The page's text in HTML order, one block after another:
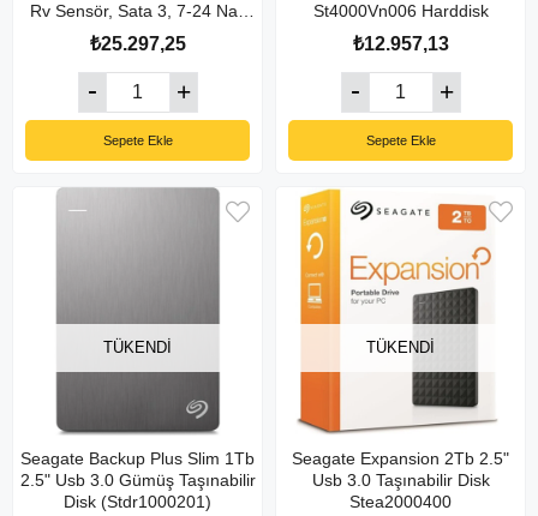
Rv Sensör, Sata 3, 7-24 Nas
Diski
₺25.297,25
Sepete Ekle
St4000Vn006 Harddisk
₺12.957,13
Sepete Ekle
TÜKENDI
Seagate Backup Plus Slim 1Tb
2.5" Usb 3.0 Gümüş Taşınabilir
Disk (Stdr1000201)
TÜKENDI
Seagate Expansion 2Tb 2.5"
Usb 3.0 Taşınabilir Disk
Stea2000400